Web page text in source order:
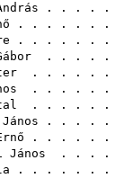
. . . . .
. . . . . . .
. . . . . . .
. . . . .
. . . . . .
. . . . . .
. . . . . .
. . . . .
. . . . . .
János . . . .
. . . . . . .